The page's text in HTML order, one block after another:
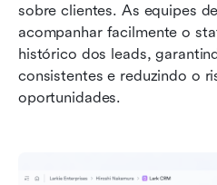
sobre clientes. As equipes
acompanhar facilmente o
histórico dos leads,
consistentes e reduzindo o
oportunidades.